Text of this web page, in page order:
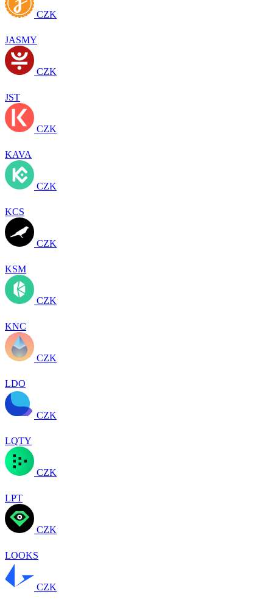
CZK
JASMY
CZK
JST
CZK
KAVA
CZK
KCS
CZK
KSM
CZK
KNC
CZK
LDO
CZK
LQTY
CZK
LPT
CZK
LOOKS
CZK